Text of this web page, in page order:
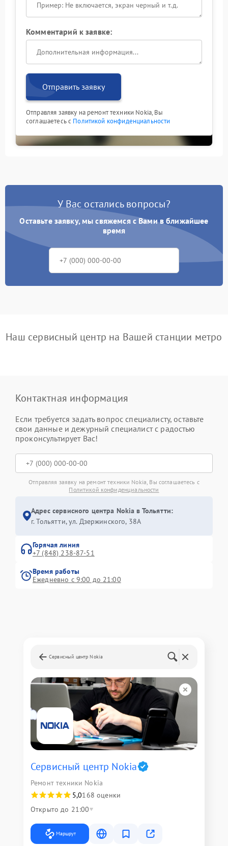
Комментарий к заявке:
Отправить заявку
Отправляя заявку на ремонт техники Nokia, Вы
соглашаетесь с Политикой конфиденциальности
У Вас остались вопросы?
Оставьте заявку, мы свяжемся с Вами в ближайшее
время
Наш сервисный центр на Вашей станции метро
Контактная информация
Если требуется задать вопрос специалисту, оставьте
свои данные и дежурный специалист с радостью
проконсультирует Вас!
Отправляя заявку на ремонт техники Nokia, Вы соглашаетесь с
Политикой конфиденциальности
Адрес сервисного центра Nokia в Тольятти:
г. Тольятти, ул. Дзержинского, 38А
Горячая линия
+7 (848) 238-87-51
Время работы
Ежедневно с 9:00 до 21:00
Сервисный центр Nokia
Сервисный центр Nokia
Ремонт техники Nokia
5,0168 оценки
Открыто до 21:00
Маршрут